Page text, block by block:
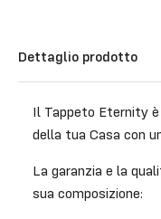
Dettaglio prodotto
Il Tappeto Eternity è
della tua Casa con
La garanzia e la
sua composizione: